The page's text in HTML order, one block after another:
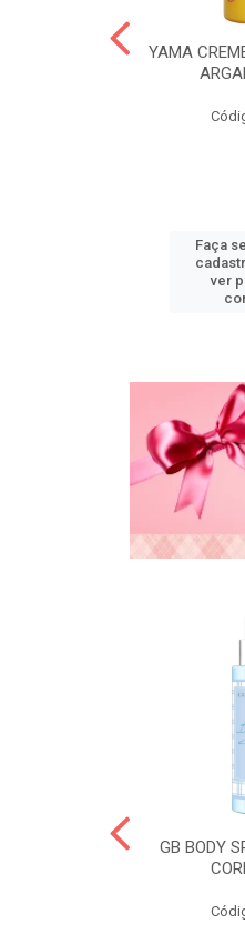
YAMA
Faça
ver
GB BODY